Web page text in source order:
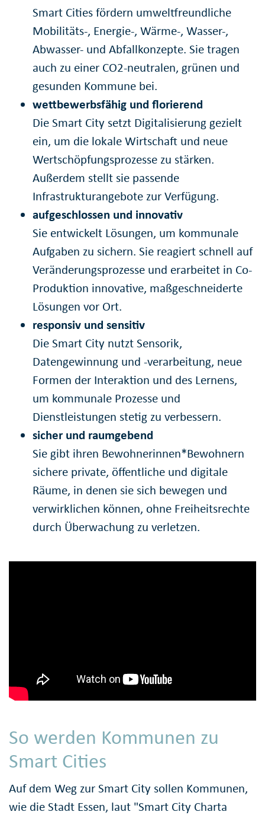
Smart Cities fördern umweltfreundliche
Mobilitäts-, Energie-, Wärme-, Wasser-,
Abwasser- und Abfallkonzepte. Sie tragen
auch zu einer CO2-neutralen, grünen und
gesunden Kommune bei.
wettbewerbsfähig und florierend
Die Smart City setzt Digitalisierung gezielt
ein, um die lokale Wirtschaft und neue
Wertschöpfungsprozesse zu stärken.
Außerdem stellt sie passende
Infrastrukturangebote zur Verfügung.
aufgeschlossen und innovativ
Sie entwickelt Lösungen, um kommunale
Aufgaben zu sichern. Sie reagiert schnell auf
Veränderungsprozesse und erarbeitet in Co-
Produktion innovative, maßgeschneiderte
Lösungen vor Ort.
responsiv und sensitiv
Die Smart City nutzt Sensorik,
Datengewinnung und -verarbeitung, neue
Formen der Interaktion und des Lernens,
um kommunale Prozesse und
Dienstleistungen stetig zu verbessern.
sicher und raumgebend
Sie gibt ihren Bewohnerinnen*Bewohnern
sichere private, öffentliche und digitale
Räume, in denen sie sich bewegen und
verwirklichen können, ohne Freiheitsrechte
durch Überwachung zu verletzen.
So werden Kommunen zu
Smart Cities
Auf dem Weg zur Smart City sollen Kommunen,
wie die Stadt Essen, laut "Smart City Charta